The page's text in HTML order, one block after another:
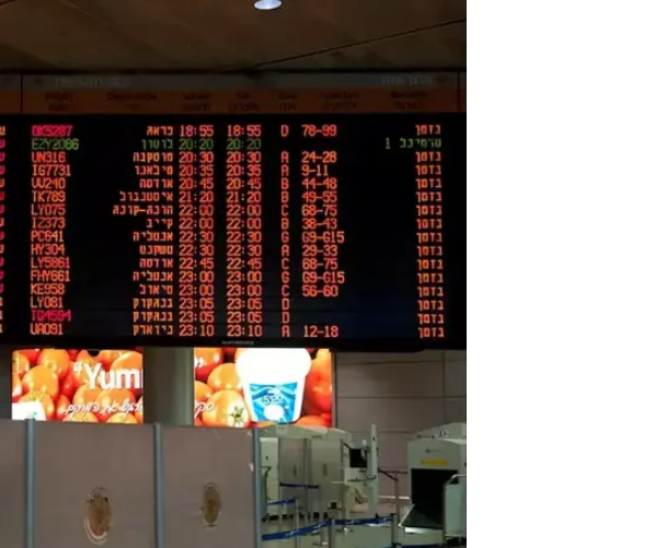
השבועית את הסכם "שמיים פתוחים", שיאפשר כניסה
לישראל. עובדי חברות התעופה הישראליות מתנגדים
בשעה 5:00 בהשבתת כל הטיסות היוצאות
לעזוב את הארץ כפי שתכננו. המשא ומתן בין
ביום שישי, ולפי שעה לא מתקיימים כלל מגעים בין